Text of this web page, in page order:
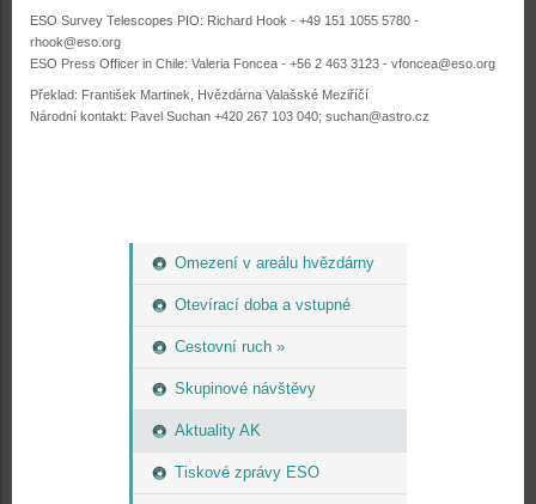
Omezení v areálu hvězdárny
Otevírací doba a vstupné
Cestovní ruch »
Skupinové návštěvy
Aktuality AK
Tiskové zprávy ESO
ESO Survey Telescopes PIO: Richard Hook - +49 151 1055 5780 -
rhook@eso.org
ESO Press Officer in Chile: Valeria Foncea - +56 2 463 3123 - vfoncea@eso.org
Překlad: František Martinek, Hvězdárna Valašské Meziříčí
Národní kontakt: Pavel Suchan +420 267 103 040; suchan@astro.cz